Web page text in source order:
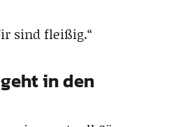
sind fleißig.“
in den